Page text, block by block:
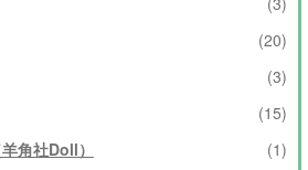
(20)
(3)
(15)
角社Doll）
(1)